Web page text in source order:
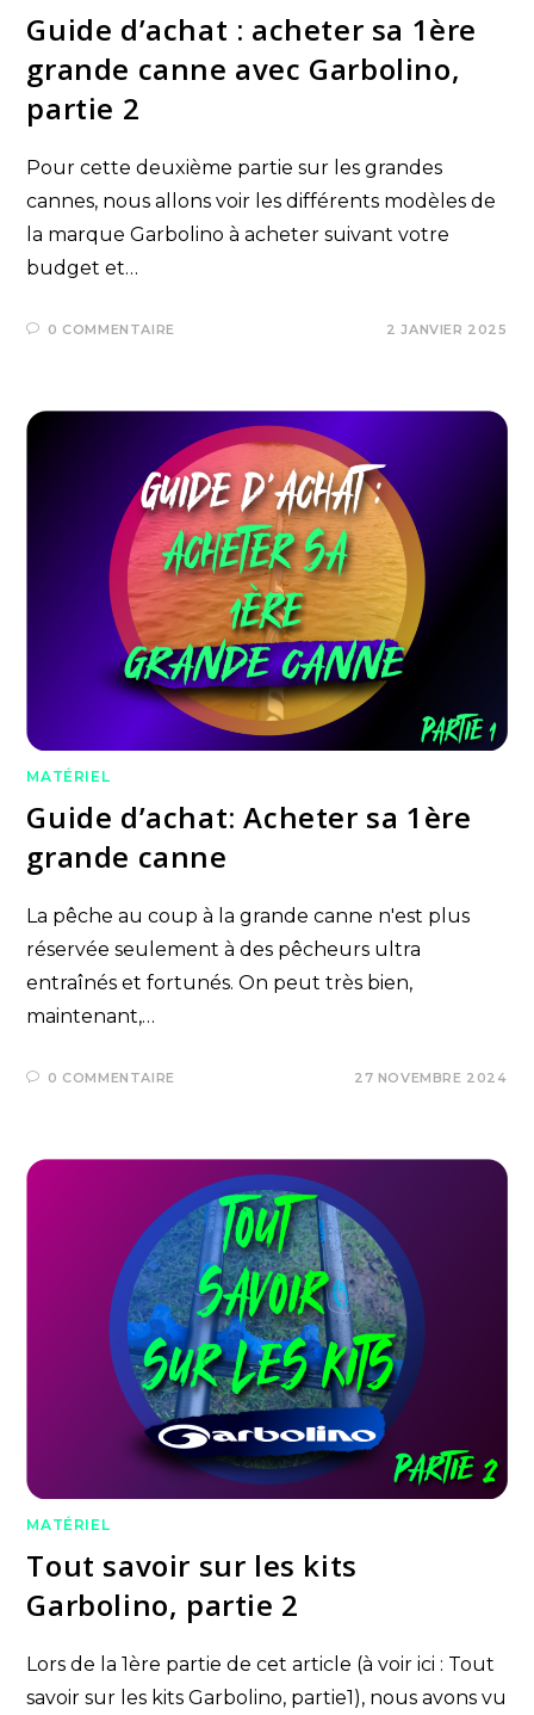
Guide d’achat : acheter sa 1ère
grande canne avec Garbolino,
partie 2
Pour cette deuxième partie sur les grandes
cannes, nous allons voir les différents modèles de
la marque Garbolino à acheter suivant votre
budget et…
0 COMMENTAIRE 2 JANVIER 2025
MATÉRIEL
Guide d’achat: Acheter sa 1ère
grande canne
La pêche au coup à la grande canne n'est plus
réservée seulement à des pêcheurs ultra
entraînés et fortunés. On peut très bien,
maintenant,…
0 COMMENTAIRE 27 NOVEMBRE 2024
MATÉRIEL
Tout savoir sur les kits
Garbolino, partie 2
Lors de la 1ère partie de cet article (à voir ici : Tout
savoir sur les kits Garbolino, partie1), nous avons vu